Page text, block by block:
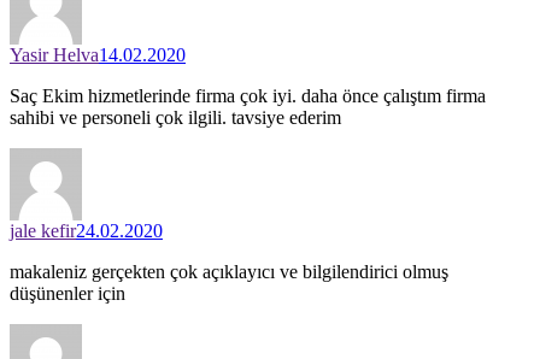
Yasir Helva14.02.2020
Saç Ekim hizmetlerinde firma çok iyi. daha önce çalıştım firma
sahibi ve personeli çok ilgili. tavsiye ederim
jale kefir24.02.2020
makaleniz gerçekten çok açıklayıcı ve bilgilendirici olmuş
düşünenler için